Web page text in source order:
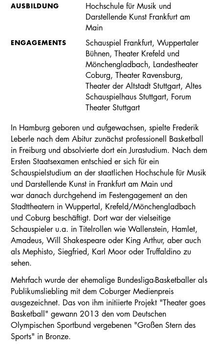
AUSBILDUNG
Hochschule für Musik und
Darstellende Kunst Frankfurt am
Main
ENGAGEMENTS
Schauspiel Frankfurt, Wuppertaler
Bühnen, Theater Krefeld und
Mönchengladbach, Landestheater
Coburg, Theater Ravensburg,
Theater der Altstadt Stuttgart, Altes
Schauspielhaus Stuttgart, Forum
Theater Stuttgart
In Hamburg geboren und aufgewachsen, spielte Frederik
Leberle nach dem Abitur zunächst professionell Basketball
in Freiburg und absolvierte dort ein Jurastudium. Nach dem
Ersten Staatsexamen entschied er sich für ein
Schauspielstudium an der staatlichen Hochschule für Musik
und Darstellende Kunst in Frankfurt am Main und
war danach durchgehend im Festengagement an den
Stadttheatern in Wuppertal, Krefeld/Mönchengladbach
und Coburg beschäftigt. Dort war der vielseitige
Schauspieler u.a. in Titelrollen wie Wallenstein, Hamlet,
Amadeus, Will Shakespeare oder King Arthur, aber auch
als Mephisto, Siegfried, Karl Moor oder Truffaldino zu
sehen.
Mehrfach wurde der ehemalige Bundesliga-Basketballer als
Publikumsliebling mit dem Coburger Medienpreis
ausgezeichnet. Das von ihm initiierte Projekt "Theater goes
Basketball" gewann 2013 den vom Deutschen
Olympischen Sportbund vergebenen "Großen Stern des
Sports" in Bronze.